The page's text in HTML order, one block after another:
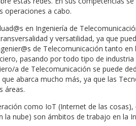
operaciones a cabo.
en Ingeniería de
y versatilidad, ya que
de Telecomunicación tanto
pasando por todo tipo de
a de Telecomunicación se puede
abarca mucho más, ya que las
áreas.
como IoT (Internet de las
la nube) son ámbitos de trabajo en la